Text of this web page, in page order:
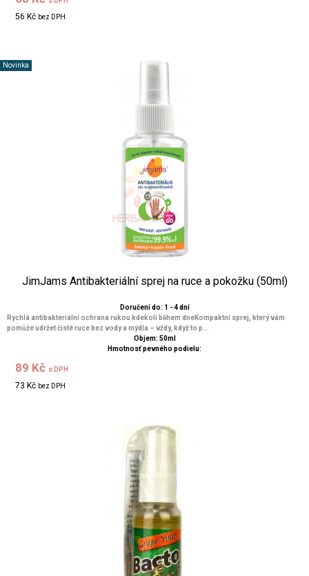
56 Kč bez DPH
Novinka
JimJams Antibakteriální sprej na ruce a pokožku (50ml)
Doručení do: 1 - 4 dní
Rychlá antibakteriální ochrana rukou kdekoli během dneKompaktní sprej, který vám
pomůže udržet čisté ruce bez vody a mýdla – vždy, když to p...
Objem: 50ml
Hmotnosť pevného podielu:
89 Kč s DPH
73 Kč bez DPH